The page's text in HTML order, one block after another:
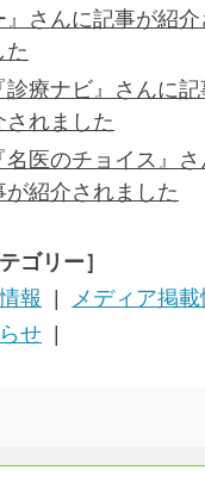
』さんに記事が紹介
た
診療ナビ』さんに
されました
名医のチョイス』
が紹介されました
ゴリー］
報
メディア掲載
せ